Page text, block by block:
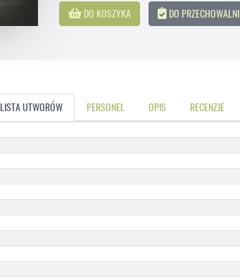
DO KOSZYKA DO PRZECHOWALNI
LISTA UTWORÓW PERSONEL OPIS RECENZJE